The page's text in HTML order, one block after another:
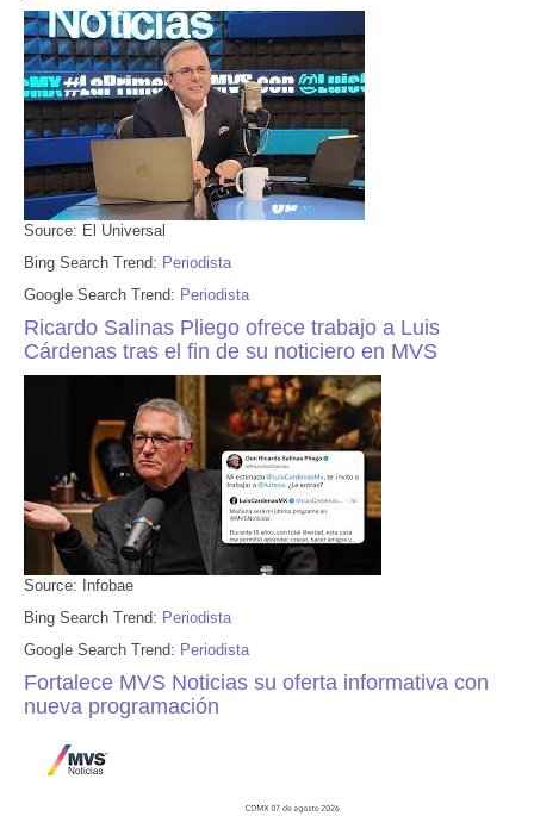
Source: El Universal
Bing Search Trend: Periodista
Google Search Trend: Periodista
Ricardo Salinas Pliego ofrece trabajo a Luis
Cárdenas tras el fin de su noticiero en MVS
Source: Infobae
Bing Search Trend: Periodista
Google Search Trend: Periodista
Fortalece MVS Noticias su oferta informativa con
nueva programación